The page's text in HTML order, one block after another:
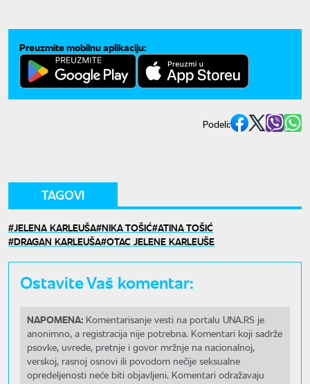
Preuzmite mobilnu aplikaciju:
Podeli:
TAGOVI
JELENA KARLEUŠA NIKA TOŠIĆ ATINA TOŠIĆ
DRAGAN KARLEUŠA OTAC JELENE KARLEUŠE
Ostavite Vaš komentar:
NAPOMENA: Komentarisanje vesti na portalu UNA.RS je
anonimno, a registracija nije potrebna. Komentari koji sadrže
psovke, uvrede, pretnje i govor mržnje na nacionalnoj,
verskoj, rasnoj osnovi ili povodom nečije seksualne
opredeljenosti neće biti objavljeni. Komentari odražavaju